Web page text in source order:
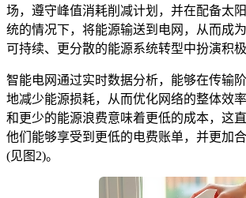
场，遵守峰值消耗削减计划，并在配备太
统的情况下，将能源输送到电网，从而成
可持续、更分散的能源系统转型中扮演积极
智能电网通过实时数据分析，能够在传输
地减少能源损耗，从而优化网络的整体效
和更少的能源浪费意味着更低的成本，这
他们能够享受到更低的电费账单，并更加
(见图2)。